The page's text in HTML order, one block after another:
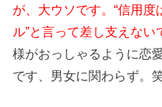
が、大ウソです。“信用
ル”と言って差し支えない
様がおっしゃるように恋
です、男女に関わらず。